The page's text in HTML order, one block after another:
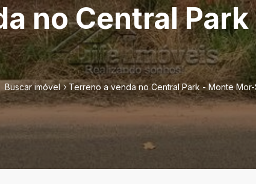
no Central
Buscar imóvel Terreno a venda no Central Park - Monte Mor-